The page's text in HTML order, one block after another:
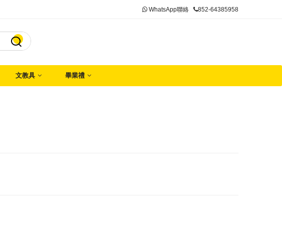
WhatsApp聯絡 852-64385958

文教具 畢業禮